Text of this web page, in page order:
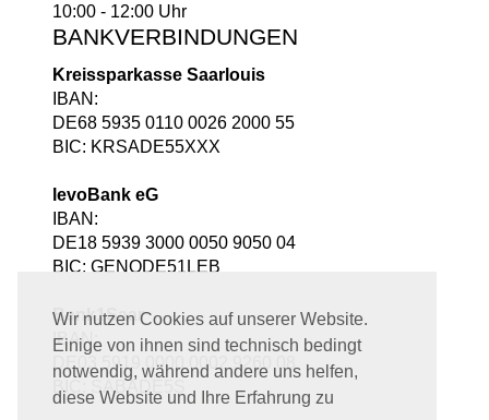
Wir nutzen Cookies auf unserer Website.
Einige von ihnen sind technisch bedingt
notwendig, während andere uns helfen,
diese Website und Ihre Erfahrung zu
10:00 - 12:00 Uhr
BANKVERBINDUNGEN
Kreissparkasse Saarlouis
IBAN:
DE68 5935 0110 0026 2000 55
BIC: KRSADE55XXX
levoBank eG
IBAN:
DE18 5939 3000 0050 9050 04
BIC: GENODE51LEB
Bank1Saar
IBAN:
DE03 5919 0000 0002 9260 08
BIC: SABADE5S